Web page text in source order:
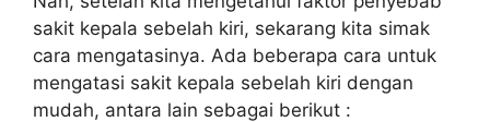
sakit kepala sebelah kiri, sekarang kita simak
cara mengatasinya. Ada beberapa cara untuk
mengatasi sakit kepala sebelah kiri dengan
mudah, antara lain sebagai berikut :